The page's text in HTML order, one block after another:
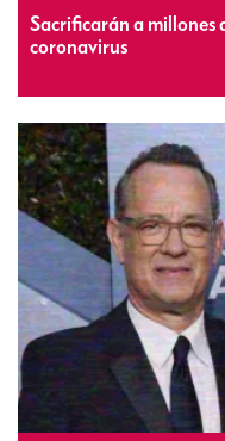
Sacrificarán a millones
coronavirus